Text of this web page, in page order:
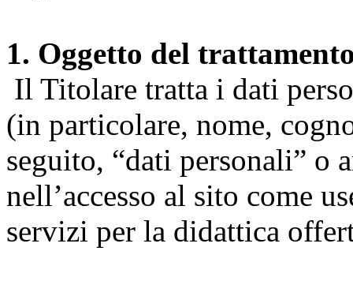
1. Oggetto del
Il Titolare tratta i dati
(in particolare, nome,
seguito, “dati personali” o
nell’accesso al sito come
servizi per la didattica